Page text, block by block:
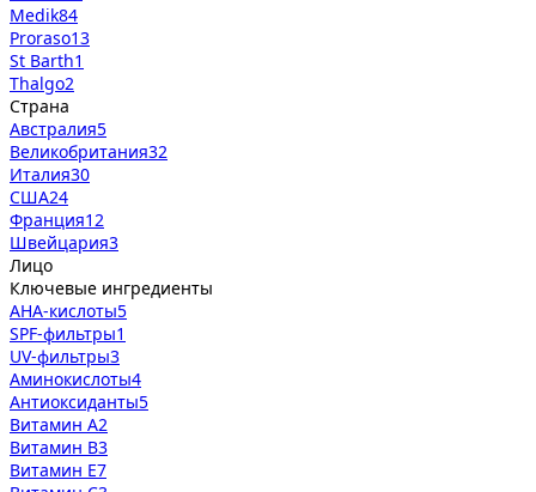
Medik84
Proraso13
St Barth1
Thalgo2
Страна
Австралия5
Великобритания32
Италия30
США24
Франция12
Швейцария3
Лицо
Ключевые ингредиенты
AHA-кислоты5
SPF-фильтры1
UV-фильтры3
Аминокислоты4
Антиоксиданты5
Витамин А2
Витамин В3
Витамин Е7